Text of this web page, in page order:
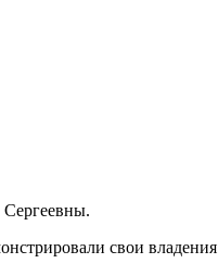
Сергеевны.
свои